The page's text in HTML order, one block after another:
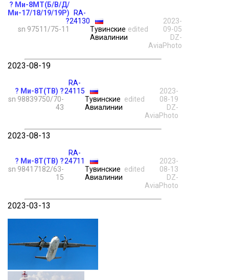
? Ми-8МТ(Б/В/Д/
Ми-17/18/19/19Р)
?
sn 97511/75-11
RA-
24130
Тувинские
Авиалинии
edited
2023-
09-05
DZ-
AviaPhoto
2023-08-19
? Ми-8Т(ТВ) ?
sn 98839750/70-
43
RA-
24115
Тувинские
Авиалинии
edited
2023-
08-19
DZ-
AviaPhoto
2023-08-13
? Ми-8Т(ТВ) ?
sn 98417182/63-
15
RA-
24711
Тувинские
Авиалинии
edited
2023-
08-13
DZ-
AviaPhoto
2023-03-13